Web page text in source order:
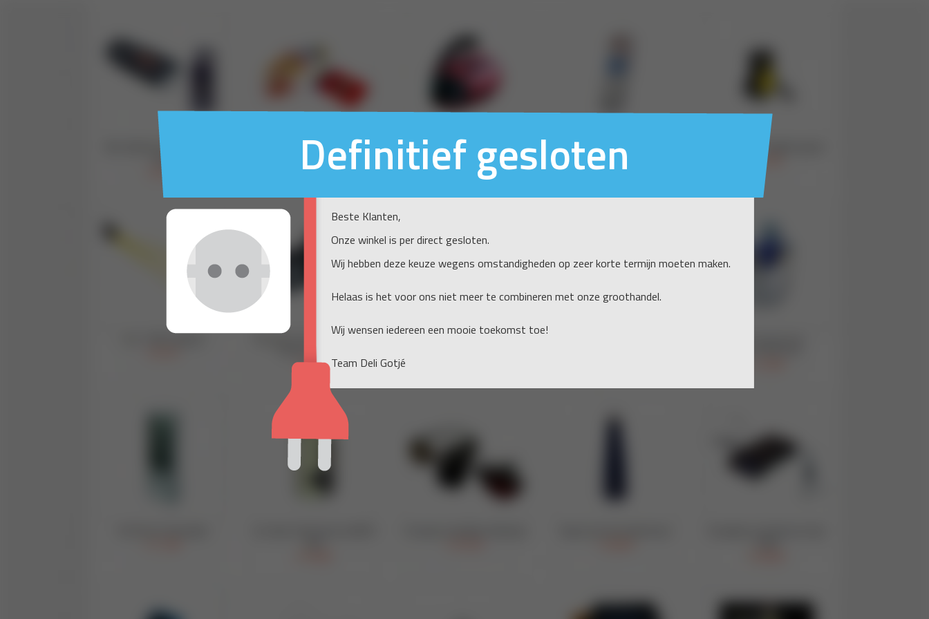
Definitief gesloten
Beste Klanten,
Onze winkel is per direct gesloten.
Wij hebben deze keuze wegens omstandigheden op zeer korte termijn moeten maken.
Helaas is het voor ons niet meer te combineren met onze groothandel.
Wij wensen iedereen een mooie toekomst toe!
Team Deli Gotjé